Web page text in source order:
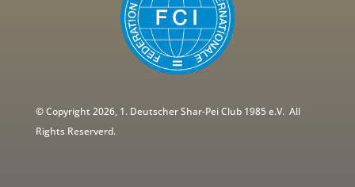
©Copyright 2026, 1. Deutscher Shar-Pei Club 1985 e.V. All
Rights Reserverd.